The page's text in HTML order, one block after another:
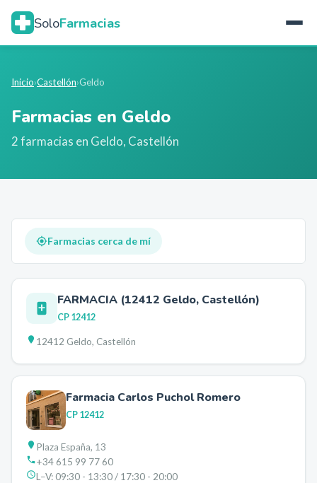
SoloFarmacias
Inicio›Castellón›Geldo
Farmacias en Geldo
2farmacias en Geldo, Castellón
Farmacias cerca de mí
FARMACIA (12412 Geldo, Castellón)
CP 12412
12412 Geldo, Castellón
Farmacia Carlos Puchol Romero
CP 12412
Plaza España, 13
+34 615 99 77 60
L–V:09:30 - 13:30 / 17:30 - 20:00